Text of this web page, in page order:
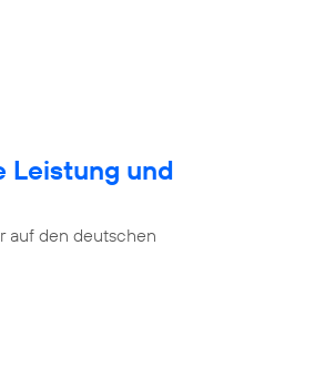
Leistung und
auf den deutschen